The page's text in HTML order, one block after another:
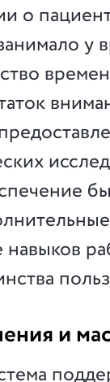
о
у
навыков
и